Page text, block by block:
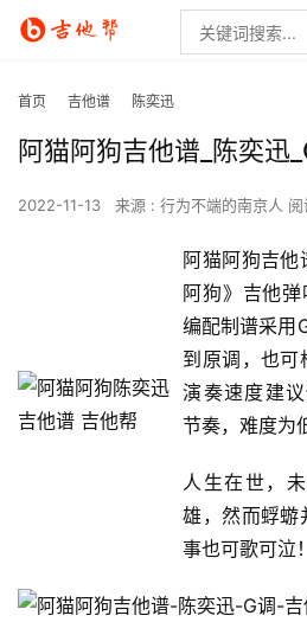
首页 吉他谱 陈奕迅
阿猫阿狗吉他谱_陈奕迅
2022-11-13 来源 : 行为不端的南京人
阿猫阿狗吉
阿狗》吉他弹
编配制谱采用
到原调，也可
演奏速度建
节奏，难度为
人生在世，
雄，然而蜉蝣
事也可歌可泣！